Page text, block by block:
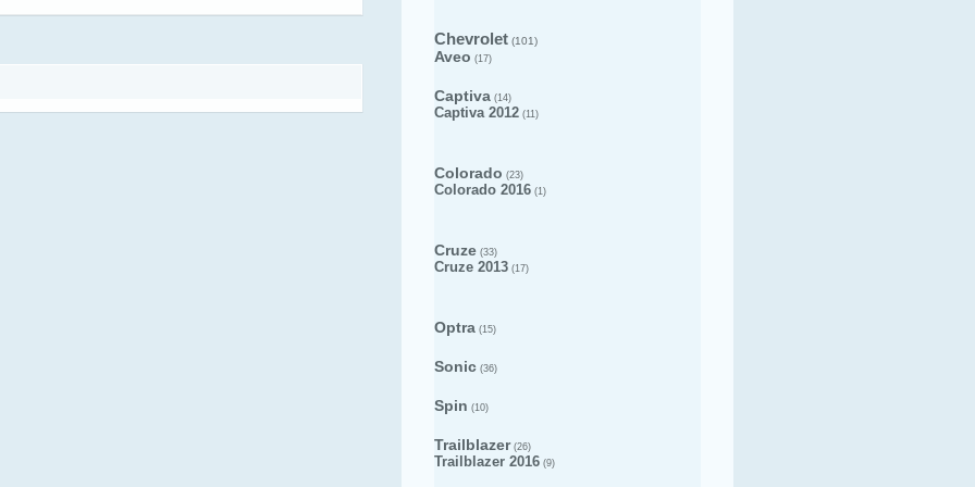
Chevrolet (101)
Aveo (17)
Captiva (14)
Captiva 2012 (11)
Colorado (23)
Colorado 2016 (1)
Cruze (33)
Cruze 2013 (17)
Optra (15)
Sonic (36)
Spin (10)
Trailblazer(26)
Trailblazer 2016 (9)